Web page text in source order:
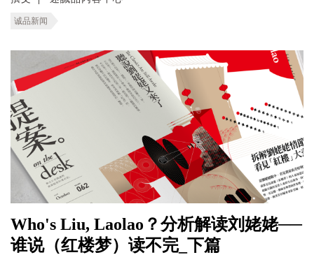
诚品新闻
Who's Liu, Laolao？分析解读刘姥姥──
谁说（红楼梦）读不完_下篇